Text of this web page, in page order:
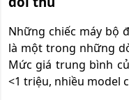
Những chiếc máy bộ
là một trong những
Mức giá trung bình
<1 triệu, nhiều model